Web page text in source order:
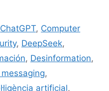
e p
ar
te
ix
ChatGPT, Computer
, DeepSeek,
, Desinformation,
,
artificial,